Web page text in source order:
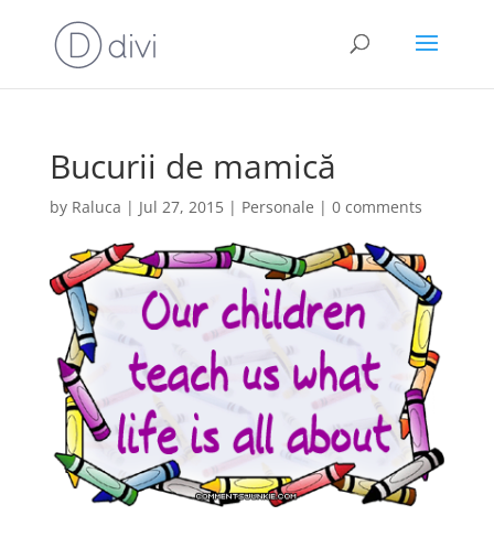
Bucurii de mamică
by Raluca | Jul 27, 2015| Personale | 0 comments